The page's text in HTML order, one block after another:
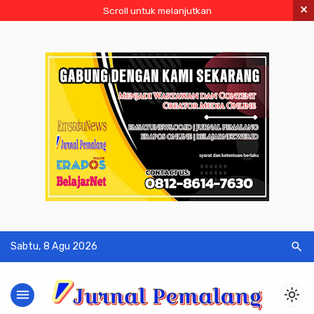
Scroll untuk melanjutkan ×
Sabtu, 8 Agu 2026 search
menu light_mode